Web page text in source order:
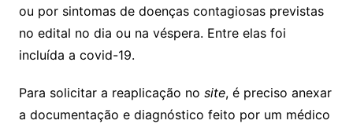
ou por sintomas de doenças contagiosas previstas
no edital no dia ou na véspera. Entre elas foi
incluída a covid-19.
Para solicitar a reaplicação no site, é preciso anexar
a documentação e diagnóstico feito por um médico